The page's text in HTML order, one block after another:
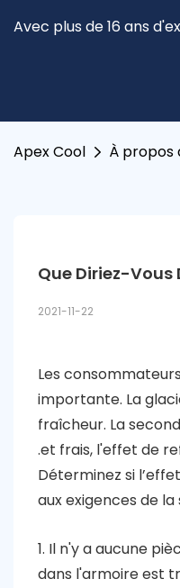
Avec plus de 16 ans
Apex Cool À propos
Que Diriez-Vous
2021-11-22
Les
importante. La
fraîcheur. La
et frais, l'effet de
Déterminez si
aux exigences de
1. Il n'y a aucune
dans l'armoire est